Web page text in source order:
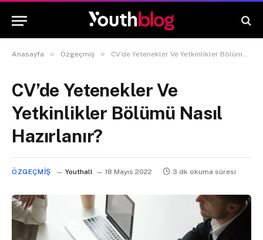
Anasayfa » Özgeçmiş » CV’de Yetenekler Ve Yetkinlikler Bölümü Nasıl Hazırlanır?
CV’de Yetenekler Ve
Yetkinlikler Bölümü Nasıl
Hazırlanır?
ÖZGEÇMIŞ Youthall 18 Mayıs 2022 3 dk okuma süresi